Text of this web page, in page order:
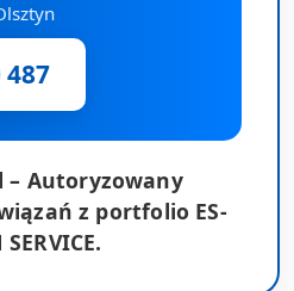
487
– Autoryzowany
z portfolio ES-
SERVICE.